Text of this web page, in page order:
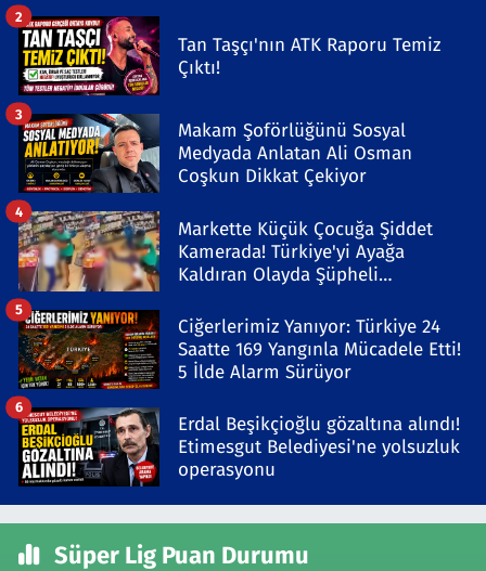
Tan Taşçı'nın ATK Raporu Temiz
Çıktı!
2
Makam Şoförlüğünü Sosyal
Medyada Anlatan Ali Osman
Coşkun Dikkat Çekiyor
3
Markette Küçük Çocuğa Şiddet
Kamerada! Türkiye'yi Ayağa
Kaldıran Olayda Şüpheli
4
Ciğerlerimiz Yanıyor: Türkiye 24
Saatte 169 Yangınla Mücadele Etti!
5 İlde Alarm Sürüyor
5
Erdal Beşikçioğlu gözaltına alındı!
Etimesgut Belediyesi'ne yolsuzluk
operasyonu
6
Süper Lig Puan Durumu